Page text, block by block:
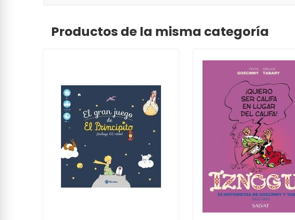
Productos de la misma categoría